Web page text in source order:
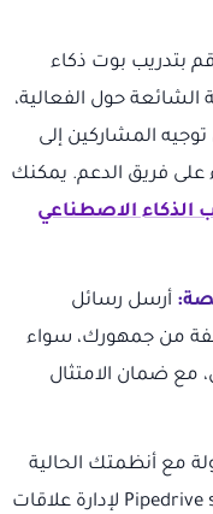
قم بتدريب بوت ذكاء
حول الفعالية،
المشاركين إلى
على فريق الدعم. يمكنك
الذكاء الاصطناعي
أرسل رسائل
من جمهورك، سواء
مع ضمان الامتثال
مع أنظمتك الحالية
مثل HubSpot CRM أو Pipedrive sales-pipeline لإدارة علاقات